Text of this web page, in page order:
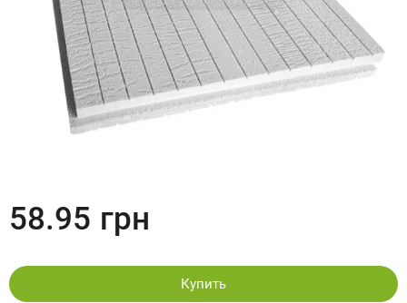
58.95 грн
Купить